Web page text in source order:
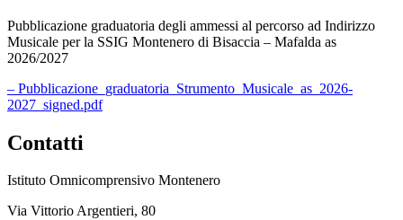
Pubblicazione graduatoria degli ammessi al percorso ad Indirizzo
Musicale per la SSIG Montenero di Bisaccia – Mafalda as
2026/2027
– Pubblicazione_graduatoria_Strumento_Musicale_as_2026-
2027_signed.pdf
Contatti
Istituto Omnicomprensivo Montenero
Via Vittorio Argentieri, 80